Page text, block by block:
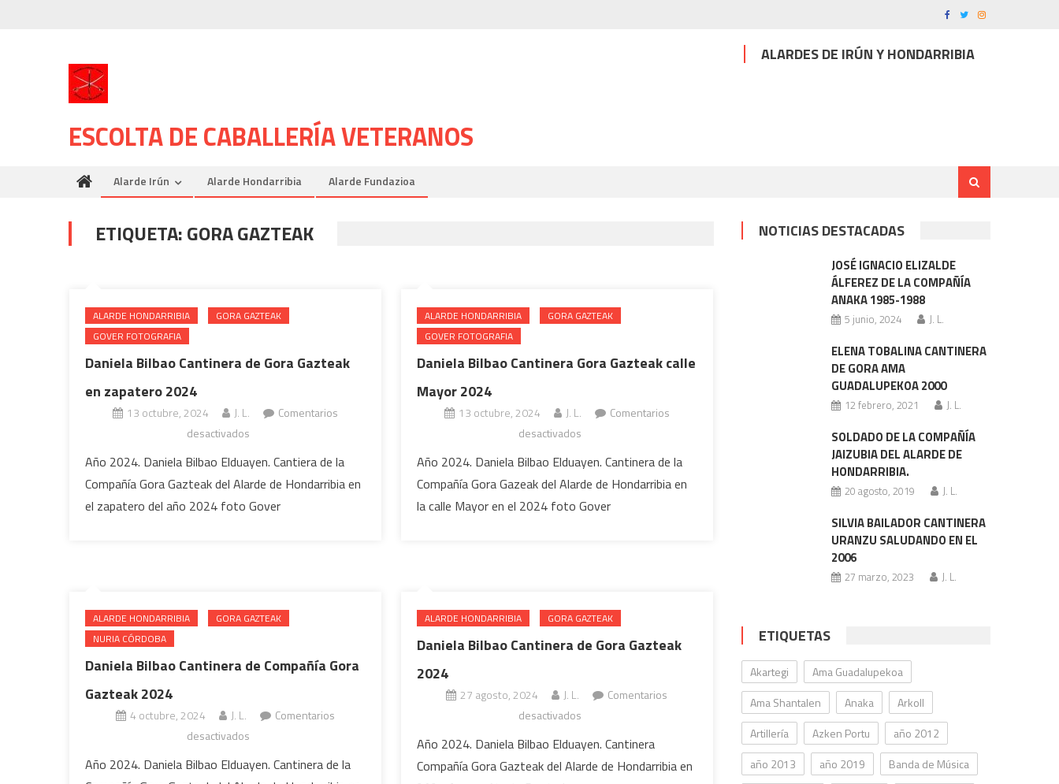
ESCOLTA DE CABALLERÍA VETERANOS
ALARDES DE IRÚN Y HONDARRIBIA
Alarde Irún Alarde Hondarribia Alarde Fundazioa
ETIQUETA:GORA GAZTEAK
ALARDE HONDARRIBIA
GORA GAZTEAK
GOVER FOTOGRAFIA
Daniela Bilbao Cantinera de Gora Gazteak
en zapatero 2024
13 octubre, 2024 J. L.
Comentarios
desactivados
Bilbao
Cantinera
de
2024
Año 2024. Daniela Bilbao Elduayen. Cantiera de la
Compañía Gora Gazteak del Alarde de Hondarribia en
el zapatero del año 2024 foto Gover
ALARDE HONDARRIBIA
GORA GAZTEAK
GOVER FOTOGRAFIA
Daniela Bilbao Cantinera Gora Gazteak calle
Mayor 2024
13 octubre, 2024 J. L.
Comentarios
desactivados
Bilbao
Cantinera
Gora
Año 2024. Daniela Bilbao Elduayen. Cantinera de la
Compañía Gora Gazeak del Alarde de Hondarribia en
la calle Mayor en el 2024 foto Gover
ALARDE HONDARRIBIA
GORA GAZTEAK
NURIA CÓRDOBA
Daniela Bilbao Cantinera de Compañía Gora
Gazteak 2024
4 octubre, 2024 J. L.
Comentarios
desactivados
Bilbao
Año 2024. Daniela Bilbao Elduayen. Cantinera de la
ALARDE HONDARRIBIA GORA GAZTEAK
Daniela Bilbao Cantinera de Gora Gazteak
2024
27 agosto, 2024 J. L.
Comentarios
desactivados
Bilbao
Cantinera
Año 2024. Daniela Bilbao Elduayen. Cantinera
Compañía Gora Gazteak del Alarde de Hondarribia en
NOTICIAS DESTACADAS
JOSÉ IGNACIO ELIZALDE
ÁLFEREZ DE LA COMPAÑÍA
ANAKA 1985-1988
5 junio, 2024 J. L.
ELENA TOBALINA CANTINERA
DE GORA AMA
GUADALUPEKOA 2000
12 febrero, 2021 J. L.
SOLDADO DE LA COMPAÑÍA
JAIZUBIA DEL ALARDE DE
HONDARRIBIA.
20 agosto, 2019 J. L.
SILVIA BAILADOR CANTINERA
URANZU SALUDANDO EN EL
2006
27 marzo, 2023 J. L.
ETIQUETAS
Akartegi
Ama Guadalupekoa
Ama Shantalen
Anaka
Arkoll
Artillería
Azken Portu
año 2012
año 2013
año 2019
Banda de Música